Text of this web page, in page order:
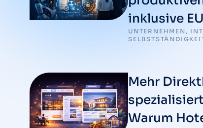
inklusive
UNTERNEHMEN ,
Mehr
Warum